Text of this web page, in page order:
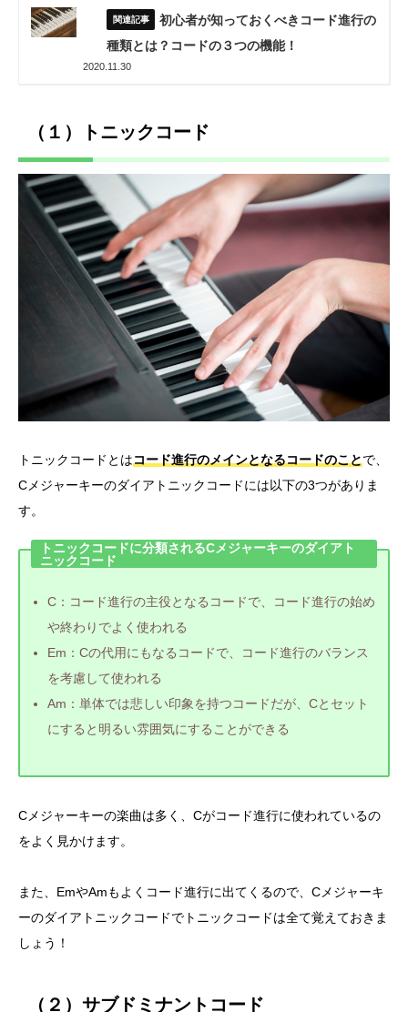
初心者が知っておくべきコード進行の
種類とは？コードの３つの機能！
2020.11.30
（１）トニックコード
トニックコードとはコード進行のメインとなるコードのことで、
Cメジャーキーのダイアトニックコードには以下の3つがありま
す。
トニックコードに分類されるCメジャーキーのダイアト
ニックコード
C：コード進行の主役となるコードで、コード進行の始め
や終わりでよく使われる
Em：Cの代用にもなるコードで、コード進行のバランス
を考慮して使われる
Am：単体では悲しい印象を持つコードだが、Cとセット
にすると明るい雰囲気にすることができる
Cメジャーキーの楽曲は多く、Cがコード進行に使われているの
をよく見かけます。
また、EmやAmもよくコード進行に出てくるので、Cメジャーキ
ーのダイアトニックコードでトニックコードは全て覚えておきま
しょう！
（２）サブドミナントコード